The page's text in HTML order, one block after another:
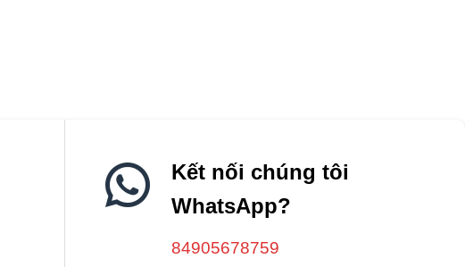
Kết nối chúng tôi
WhatsApp?
84905678759